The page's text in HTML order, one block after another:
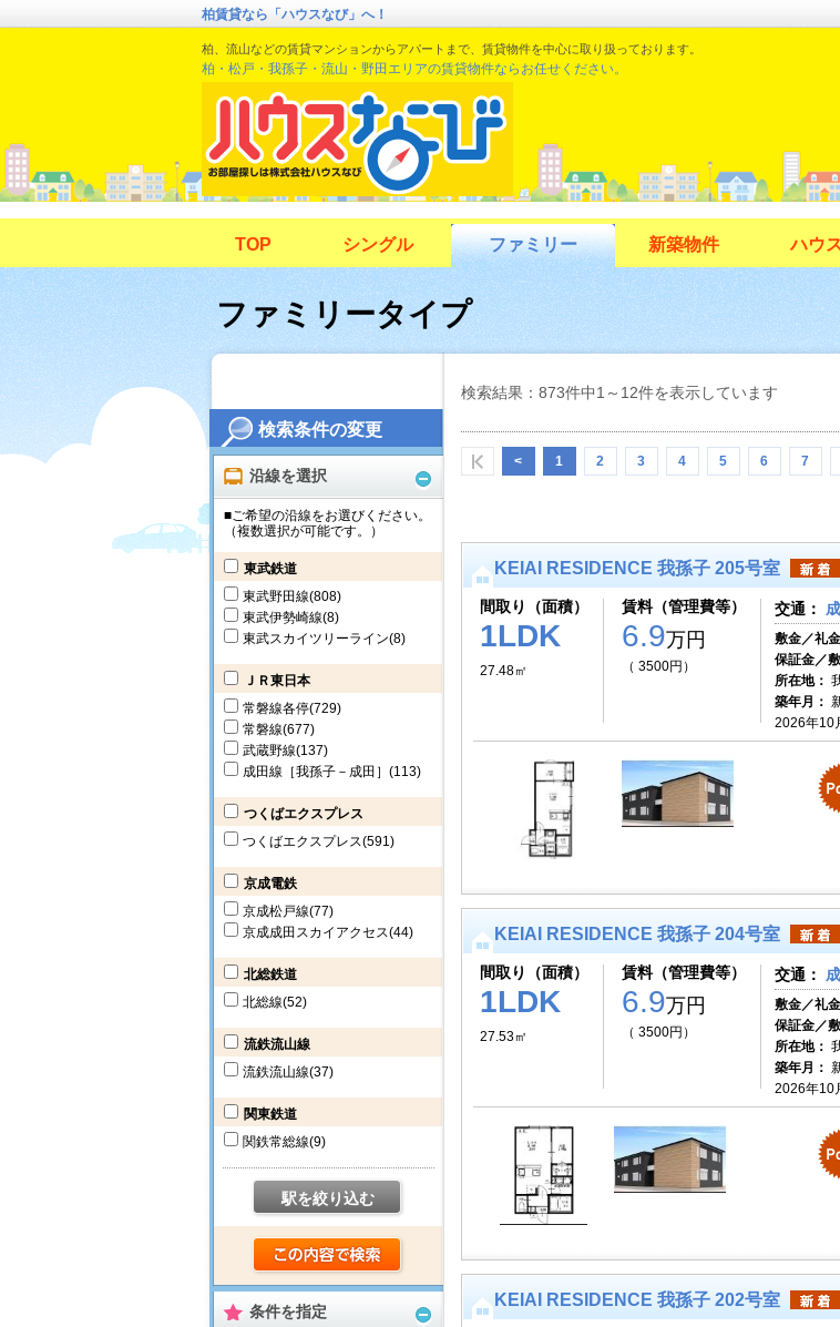
検索条件の変更
沿線を選択
■ご希望の沿線をお選びください。
（複数選択が可能です。）
東武鉄道
東武野田線(808)
東武伊勢崎線(8)
東武スカイツリーライン(8)
ＪＲ東日本
常磐線各停(729)
常磐線(677)
武蔵野線(137)
成田線［我孫子－成田］ (113)
つくばエクスプレス
つくばエクスプレス(591)
京成電鉄
京成松戸線(77)
京成成田スカイアクセス(44)
北総鉄道
北総線(52)
流鉄流山線
流鉄流山線(37)
関東鉄道
関鉄常総線(9)
駅を絞り込む
条件を指定
柏賃貸なら「ハウスなび」へ！
柏、流山などの賃貸マンションからアパートまで、賃貸物件を中心に取り扱っております。
柏・松戸・我孫子・流山・野田エリアの賃貸物件ならお任せください。
TOP シングル ファミリー 新築物件 ハウ
ファミリータイプ
検索結果：873件中1～12件を表示しています
< 1 2 3 4 5 6 7
KEIAI RESIDENCE 我孫子 205号室
間取り（面積）
1LDK
27.48㎡
賃料（管理費等）
6.9万円
（ 3500円）
交通：
敷金／礼金
保証金／
所在地：
築年月：
2026年10
KEIAI RESIDENCE 我孫子 204号室
間取り（面積）
1LDK
27.53㎡
賃料（管理費等）
6.9万円
（ 3500円）
交通：
敷金／礼金
保証金／
所在地：
築年月：
2026年10
KEIAI RESIDENCE 我孫子 202号室